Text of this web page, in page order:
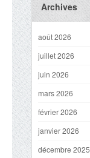
Archives
août 2026
juillet 2026
juin 2026
mars 2026
février 2026
janvier 2026
décembre 2025